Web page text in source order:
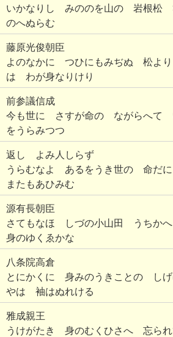
いかなりし みののを山の 岩根松
のへぬらむ
藤原光俊朝臣
よのなかに つひにもみぢぬ 松よ
は わが身なりけり
前参議信成
今も世に さすが命の ながらへて
をうらみつつ
返し よみ人しらず
うらむなよ あるをうき世の 命だ
またもあひみむ
源有長朝臣
さてもなほ しづの小山田 うちか
身のゆくゑかな
八条院高倉
とにかくに 身みのうきことの し
やは 袖はぬれける
雅成親王
うけがたき 身のむくひさへ 忘ら